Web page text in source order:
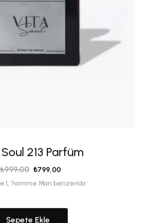
213 Parfüm
₺999,00 ₺799,00
L`homme Man benzeridir.
Sepete Ekle